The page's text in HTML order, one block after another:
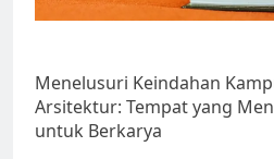
Menelusuri Keindahan
Arsitektur: Tempat yang
untuk Berkarya